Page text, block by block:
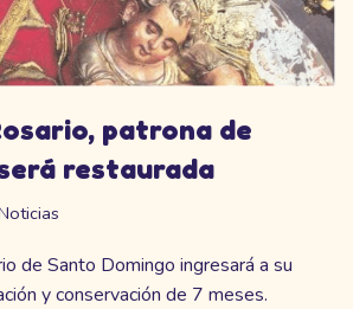
patrona de
restaurada
de Santo Domingo ingresará a su
y conservación de 7 meses.